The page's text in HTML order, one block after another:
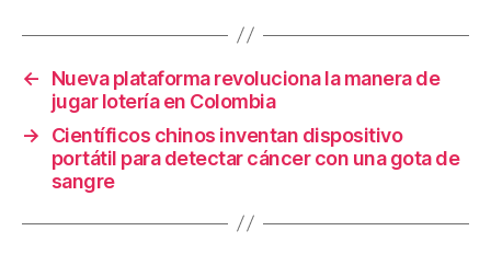
k
←
Nueva plataforma revoluciona la manera de
jugar lotería en Colombia
→
Científicos chinos inventan dispositivo
portátil para detectar cáncer con una gota de
sangre